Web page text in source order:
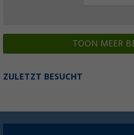
TOON MEER
ZULETZT BESUCHT